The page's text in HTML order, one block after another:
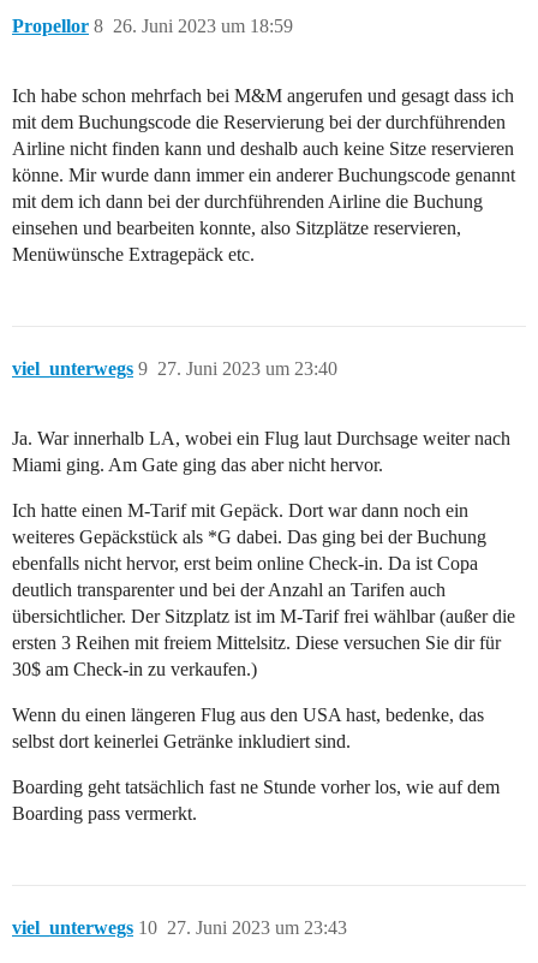
Propellor 26. Juni 2023 um 18:59
8
Ich habe schon mehrfach bei M&M angerufen und gesagt dass ich
mit dem Buchungscode die Reservierung bei der durchführenden
Airline nicht finden kann und deshalb auch keine Sitze reservieren
könne. Mir wurde dann immer ein anderer Buchungscode genannt
mit dem ich dann bei der durchführenden Airline die Buchung
einsehen und bearbeiten konnte, also Sitzplätze reservieren,
Menüwünsche Extragepäck etc.
viel_unterwegs 27. Juni 2023 um 23:40
9
Ja. War innerhalb LA, wobei ein Flug laut Durchsage weiter nach
Miami ging. Am Gate ging das aber nicht hervor.
Ich hatte einen M-Tarif mit Gepäck. Dort war dann noch ein
weiteres Gepäckstück als *G dabei. Das ging bei der Buchung
ebenfalls nicht hervor, erst beim online Check-in. Da ist Copa
deutlich transparenter und bei der Anzahl an Tarifen auch
übersichtlicher. Der Sitzplatz ist im M-Tarif frei wählbar (außer die
ersten 3 Reihen mit freiem Mittelsitz. Diese versuchen Sie dir für
30$ am Check-in zu verkaufen.)
Wenn du einen längeren Flug aus den USA hast, bedenke, das
selbst dort keinerlei Getränke inkludiert sind.
Boarding geht tatsächlich fast ne Stunde vorher los, wie auf dem
Boarding pass vermerkt.
viel_unterwegs 27. Juni 2023 um 23:43
10